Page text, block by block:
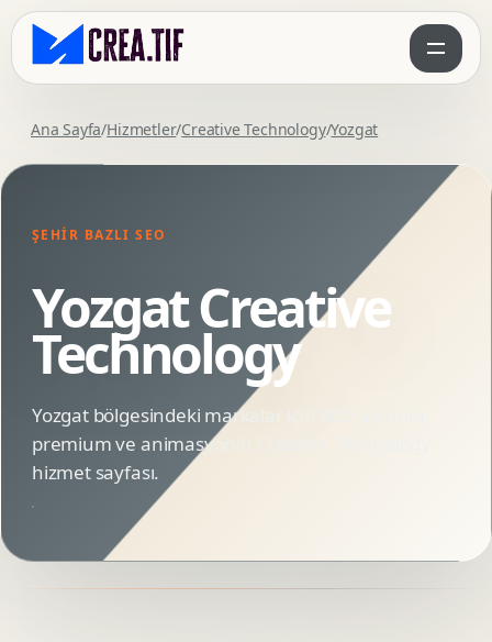
Ana Sayfa/Hizmetler/Creative Technology/Yozgat
ŞEHIR BAZLI SEO
Yozgat Creative
Technology
Yozgat bölgesindeki markalar için SEO uyumlu,
premium ve animasyonlu Creative Technology
hizmet sayfası.